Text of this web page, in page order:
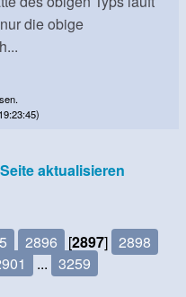
die obige
aktualisieren
2896 [2897] 2898
... 3259